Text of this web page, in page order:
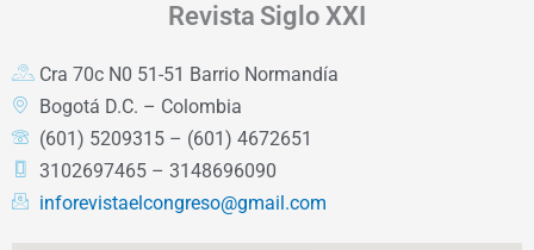
Revista Siglo XXI
Cra 70c N0 51-51 Barrio Normandía
Bogotá D.C. – Colombia
(601) 5209315 – (601) 4672651
3102697465 – 3148696090
inforevistaelcongreso@gmail.com